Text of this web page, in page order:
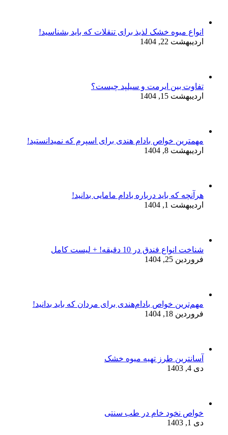
انواع میوه خشک لذیذ برای تنقلات که باید بشناسید!
اردیبهشت 22, 1404
تفاوت بین ایرمت و سیلپد چیست؟
اردیبهشت 15, 1404
مهمترین خواص بادام هندی برای اسپرم که نمیدانستید!
اردیبهشت 8, 1404
هرآنچه که باید درباره بادام مامایی بدانید!
اردیبهشت 1, 1404
شناخت انواع فندق در 10 دقیقه! + لیست کامل
فروردین 25, 1404
مهم‌ترین خواص بادام‌هندی برای مردان که باید بدانید!
فروردین 18, 1404
آسانترین طرز تهیه میوه خشک
دی 4, 1403
خواص نخود خام در طب سنتی
دی 1, 1403